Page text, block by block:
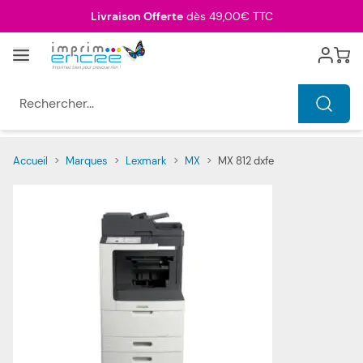
Livraison Offertedès 49,00€ TTC
Menu Cart
Accueil > Marques > Lexmark > MX > MX 812 dxfe